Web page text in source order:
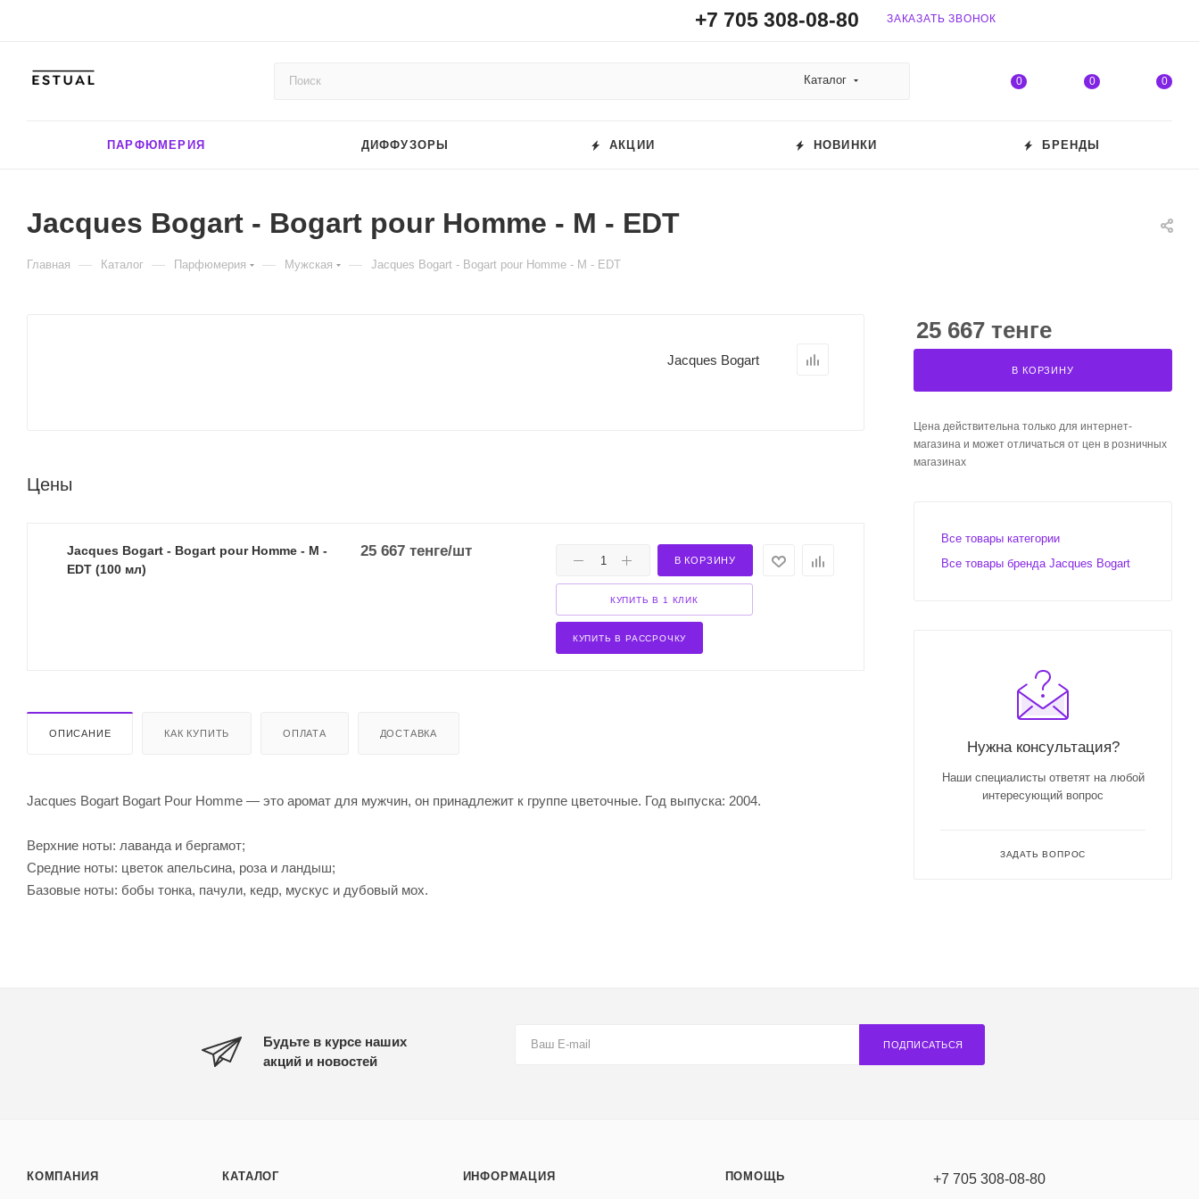
+7 705 308-08-80 ЗАКАЗАТЬ ЗВОНОК
Каталог 0 0 0
ПАРФЮМЕРИЯ ДИФФУЗОРЫ АКЦИИ НОВИНКИ БРЕНДЫ
Jacques Bogart - Bogart pour Homme - M - EDT
Главная — Каталог — Парфюмерия — Мужская — Jacques Bogart - Bogart pour Homme - M - EDT
Jacques Bogart
Цены
Jacques Bogart - Bogart pour Homme - M -
EDT (100 мл)
25 667тенге/шт
В КОРЗИНУ
КУПИТЬ В 1 КЛИК
КУПИТЬ В РАССРОЧКУ
ОПИСАНИЕ КАК КУПИТЬ ОПЛАТА ДОСТАВКА
Jacques Bogart Bogart Pour Homme — это аромат для мужчин, он принадлежит к группе цветочные. Год выпуска: 2004.
Верхние ноты: лаванда и бергамот;
Средние ноты: цветок апельсина, роза и ландыш;
Базовые ноты: бобы тонка, пачули, кедр, мускус и дубовый мох.
25 667 тенге
В КОРЗИНУ
Цена действительна только для интернет-
магазина и может отличаться от цен в розничных
магазинах
Все товары категории
Все товары бренда Jacques Bogart
Нужна консультация?
Наши специалисты ответят на любой
интересующий вопрос
ЗАДАТЬ ВОПРОС
Будьте в курсе наших
акций и новостей
ПОДПИСАТЬСЯ
КОМПАНИЯ КАТАЛОГ ИНФОРМАЦИЯ ПОМОЩЬ +7 705 308-08-80